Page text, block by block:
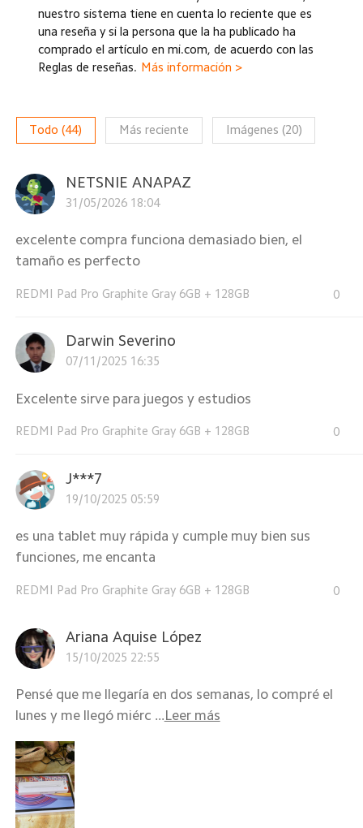
nuestro sistema tiene en cuenta lo reciente que es
una reseña y si la persona que la ha publicado ha
comprado el artículo en mi.com, de acuerdo con las
Reglas de reseñas. Más información >
Todo (44) Más reciente Imágenes (20)
NETSNIE ANAPAZ
31/05/2026 18:04
excelente compra funciona demasiado bien, el
tamaño es perfecto
REDMI Pad Pro Graphite Gray 6GB + 128GB 0
Darwin Severino
07/11/2025 16:35
Excelente sirve para juegos y estudios
REDMI Pad Pro Graphite Gray 6GB + 128GB 0
J***7
19/10/2025 05:59
es una tablet muy rápida y cumple muy bien sus
funciones, me encanta
REDMI Pad Pro Graphite Gray 6GB + 128GB 0
Ariana Aquise López
15/10/2025 22:55
Pensé que me llegaría en dos semanas, lo compré el
lunes y me llegó miérc ... Leer más